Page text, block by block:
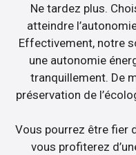
Ne tardez plus.
atteindre
Effectivement, notre
une autonomie
tranquillement. De
préservation de
Vous pourrez être fier
vous profiterez